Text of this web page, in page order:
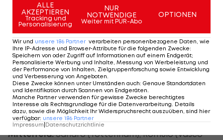
Erzrivale ist in London allerdings nicht am Start.
Brasiliens Kader im Überblick:
Tor:Neto (Fiorentina), Rafael (Santos)
Verteidigung:Danilo (Porto), Marcelo (Real
Madrid), Alex Sandro (Porto), Thiago Silva(Milan),
Bruno Uvini (Tottenham), Rafael (Manchester
United), Juan (Inter)
Mittelfeld:Sandro (Tottenham), Romulo (Vasco
ALLE
AKZEPTIEREN
Tracking und
Personalisierung
NUR
NOTWENDIGE
Weiter mit PUR-Abo
OPTIONEN
Wir und unsere 186 Partner verarbeiten personenbezogene Daten, wie
Ihre IP-Adresse und Browser-Attribute für die folgenden Zwecke:
Speichern von oder Zugriff auf Informationen auf einem Endgerät;
Personalisierte Werbung und Inhalte, Messung von Werbeleistung und
der Performance von Inhalten, Zielgruppenforschung sowie Entwicklung
und Verbesserung von Angeboten.
Diese Zwecke können unter Umständen auch: Genaue Standortdaten
und Identifikation durch Scannen von Endgeräten.
Manche Partner verwenden für gewisse Zwecke berechtigtes
Interesse als Rechtsgrundlage für die Datenverarbeitung. Details
dazu, sowie die Möglichkeit Ihr Widerspruchsrecht auszuüben, sind hier
verfügbar: unsere 186 Partner
Impressum Datenschutzrichtlinie